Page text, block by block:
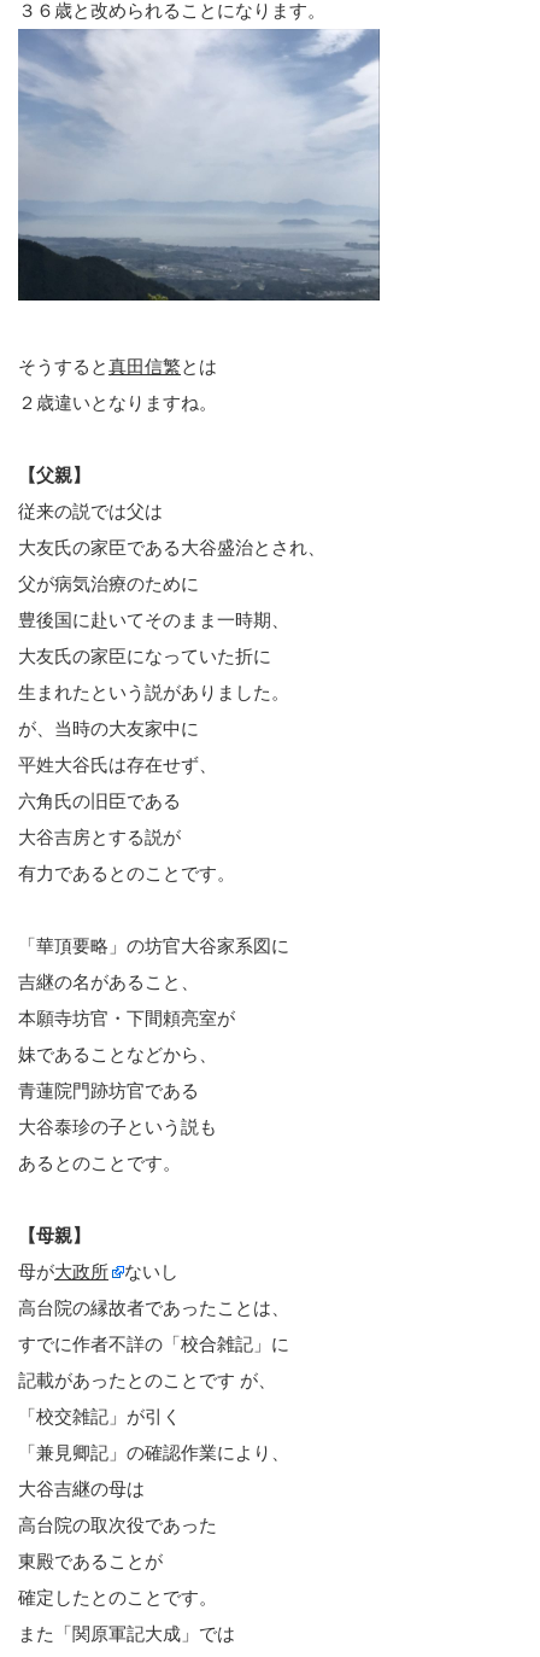
３６歳と改められることになります。
そうすると真田信繁とは
２歳違いとなりますね。
【父親】
従来の説では父は
大友氏の家臣である大谷盛治とされ、
父が病気治療のために
豊後国に赴いてそのまま一時期、
大友氏の家臣になっていた折に
生まれたという説がありました。
が、当時の大友家中に
平姓大谷氏は存在せず、
六角氏の旧臣である
大谷吉房とする説が
有力であるとのことです。
「華頂要略」の坊官大谷家系図に
吉継の名があること、
本願寺坊官・下間頼亮室が
妹であることなどから、
青蓮院門跡坊官である
大谷泰珍の子という説も
あるとのことです。
【母親】
母が大政所
ないし
高台院の縁故者であったことは、
すでに作者不詳の「校合雑記」に
記載があったとのことです が、
「校交雑記」が引く
「兼見卿記」の確認作業により、
大谷吉継の母は
高台院の取次役であった
東殿であることが
確定したとのことです。
また「関原軍記大成」では